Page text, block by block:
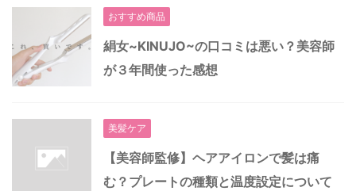
おすすめ商品
絹女~KINUJO~の口コミは悪い？美容師
が３年間使った感想
美髪ケア
【美容師監修】ヘアアイロンで髪は痛
む？プレートの種類と温度設定について